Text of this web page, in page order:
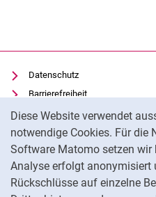
Diese Website verwendet
notwendige Cookies. Für die
Software Matomo setzen wir
Analyse erfolgt anonymisiert
Rückschlüsse auf einzelne
Datenschutz
Barrierefreiheit
Transparenter KI-Einsatz
Impressum
IT-Benutzungsordnung
Cookie-Einstellungen